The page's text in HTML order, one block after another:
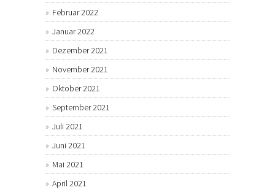
Februar 2022
Januar 2022
Dezember 2021
November 2021
Oktober 2021
September 2021
Juli 2021
Juni 2021
Mai 2021
April 2021